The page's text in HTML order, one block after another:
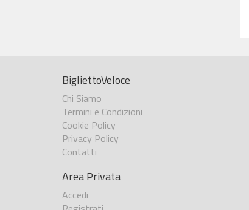
BigliettoVeloce
Chi Siamo
Termini e Condizioni
Cookie Policy
Privacy Policy
Contatti
Area Privata
Accedi